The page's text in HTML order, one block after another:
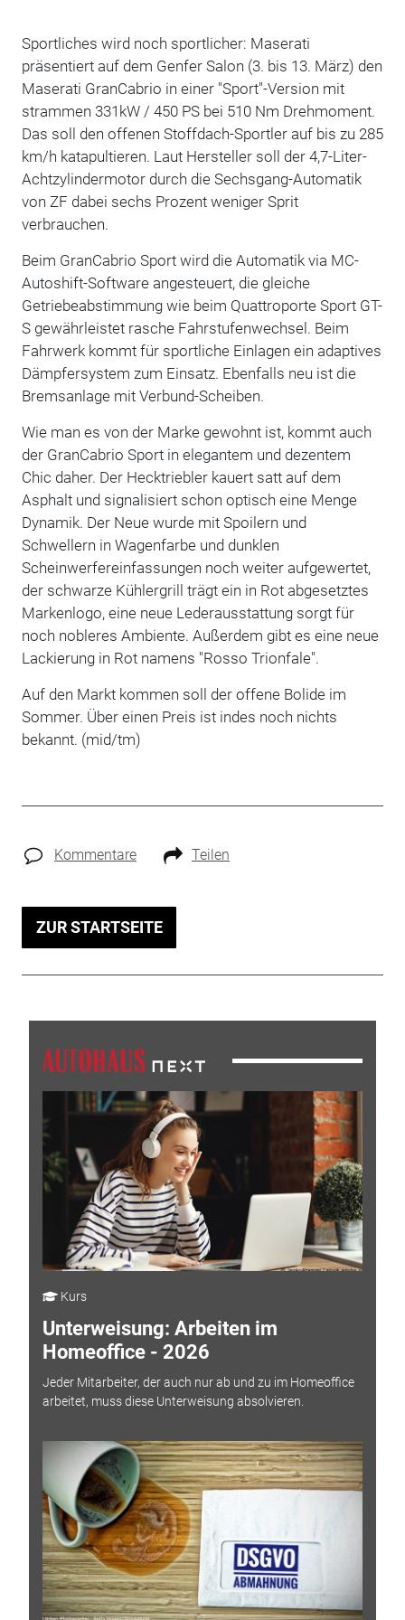
Sportliches wird noch sportlicher: Maserati
präsentiert auf dem Genfer Salon (3. bis 13. März) den
Maserati GranCabrio in einer "Sport"-Version mit
strammen 331kW / 450 PS bei 510 Nm Drehmoment.
Das soll den offenen Stoffdach-Sportler auf bis zu 285
km/h katapultieren. Laut Hersteller soll der 4,7-Liter-
Achtzylindermotor durch die Sechsgang-Automatik
von ZF dabei sechs Prozent weniger Sprit
verbrauchen.
Beim GranCabrio Sport wird die Automatik via MC-
Autoshift-Software angesteuert, die gleiche
Getriebeabstimmung wie beim Quattroporte Sport GT-
S gewährleistet rasche Fahrstufenwechsel. Beim
Fahrwerk kommt für sportliche Einlagen ein adaptives
Dämpfersystem zum Einsatz. Ebenfalls neu ist die
Bremsanlage mit Verbund-Scheiben.
Wie man es von der Marke gewohnt ist, kommt auch
der GranCabrio Sport in elegantem und dezentem
Chic daher. Der Hecktriebler kauert satt auf dem
Asphalt und signalisiert schon optisch eine Menge
Dynamik. Der Neue wurde mit Spoilern und
Schwellern in Wagenfarbe und dunklen
Scheinwerfereinfassungen noch weiter aufgewertet,
der schwarze Kühlergrill trägt ein in Rot abgesetztes
Markenlogo, eine neue Lederausstattung sorgt für
noch nobleres Ambiente. Außerdem gibt es eine neue
Lackierung in Rot namens "Rosso Trionfale".
Auf den Markt kommen soll der offene Bolide im
Sommer. Über einen Preis ist indes noch nichts
bekannt. (mid/tm)
Kommentare Teilen
ZUR STARTSEITE
Kurs
Unterweisung: Arbeiten im
Homeoffice - 2026
Jeder Mitarbeiter, der auch nur ab und zu im Homeoffice
arbeitet, muss diese Unterweisung absolvieren.